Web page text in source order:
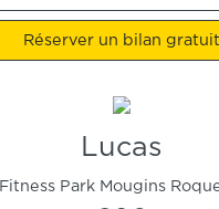
Réserver un bilan gratuit
Lucas
Fitness Park Mougins